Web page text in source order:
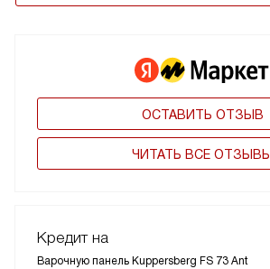
ОСТАВИТЬ ОТЗЫВ
ЧИТАТЬ ВСЕ ОТЗЫВЫ
Кредит на
Варочную панель Kuppersberg FS 73 Ant